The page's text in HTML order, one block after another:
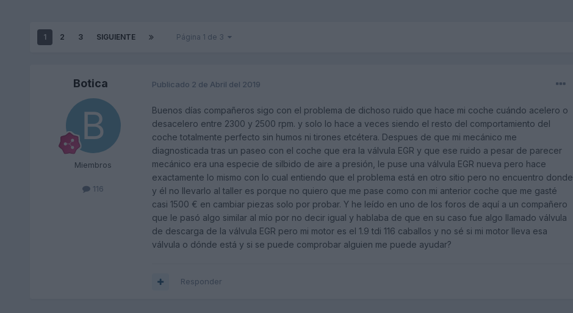
1 2 3 SIGUIENTE Página 1 de 3
Botica
Miembros
116
Publicado 2 de Abril del 2019
Buenos días compañeros sigo con el problema de dichoso ruido que hace mi coche cuándo acelero o
desacelero entre 2300 y 2500 rpm. y solo lo hace a veces siendo el resto del comportamiento del
coche totalmente perfecto sin humos ni tirones etcétera. Despues de que mi mecánico me
diagnosticada tras un paseo con el coche que era la válvula EGR y que ese ruido a pesar de parecer
mecánico era una especie de silbido de aire a presión, le puse una válvula EGR nueva pero hace
exactamente lo mismo con lo cual entiendo que el problema está en otro sitio pero no encuentro donde
y él no llevarlo al taller es porque no quiero que me pase como con mi anterior coche que me gasté
casi 1500 € en cambiar piezas solo por probar. Y he leído en uno de los foros de aquí a un compañero
que le pasó algo similar al mío por no decir igual y hablaba de que en su caso fue algo llamado válvula
de descarga de la válvula EGR pero mi motor es el 1.9 tdi 116 caballos y no sé si mi motor lleva esa
válvula o dónde está y si se puede comprobar alguien me puede ayudar?
Responder